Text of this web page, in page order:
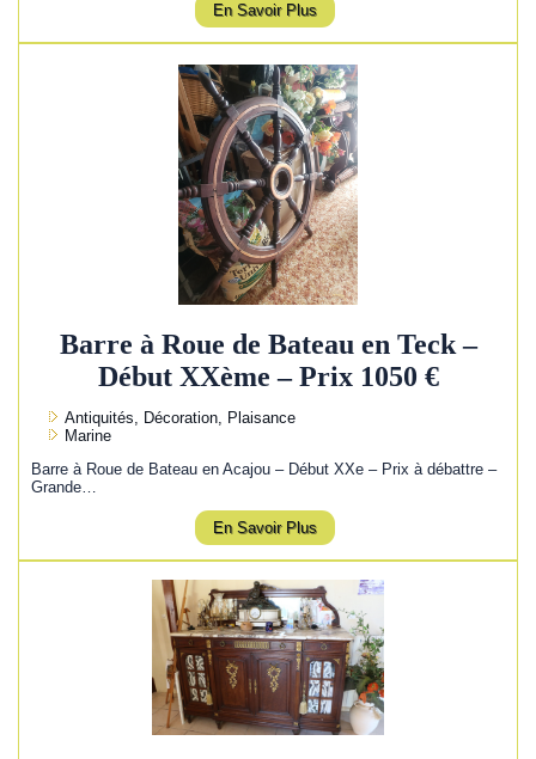
En Savoir Plus
Barre à Roue de Bateau en Teck –
Début XXème – Prix 1050 €
Antiquités, Décoration, Plaisance
Marine
Barre à Roue de Bateau en Acajou – Début XXe – Prix à débattre –
Grande…
En Savoir Plus